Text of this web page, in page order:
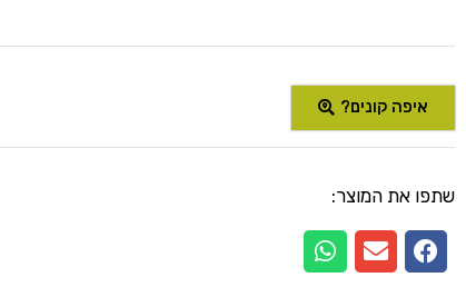
איפה קונים?
שתפו את המוצר: